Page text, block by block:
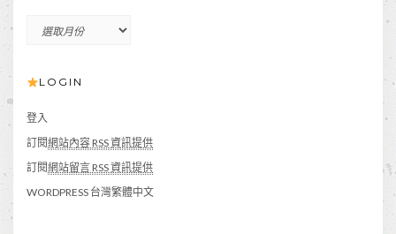
間
擇
LOGIN
登入
訂閱網站內容 RSS 資訊提供
訂閱網站留言 RSS 資訊提供
WORDPRESS 台灣繁體中文